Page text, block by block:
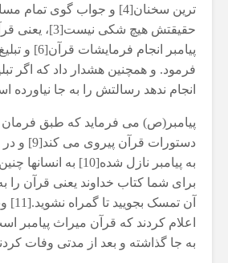
حقیقتش هیچ شکی
فرمود. و همچنین هشدار داد که اگر
انجام ندهد رسالتش را به جا نیاورده
پیامبر(ص) می فرماید که طبق فرمان
دستورات
به پیامبر نازل شده[10] به
برای شما کتاب خداوند یعنی قرآن را
آن
اعلام کردند که قرآن میراث پیامبر
به جا گذاشته و بعد از مدتی وفات
قصاص درباره او اجرا
می‌شود؟
19 جولای 2026
37 نمایش ها
مقصود از «کتاب مکنون»
17 جولای 2026
19 نمایش ها
آیا سوراخ کردن کشتی،
کشتن آن نوجوان و ساختن
دیوار، ارتباطی با علم غیبِ
آینده داشت؟